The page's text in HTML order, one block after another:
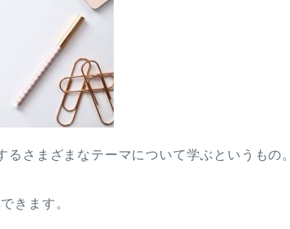
さまざまなテーマについて学ぶというもの。
きます。